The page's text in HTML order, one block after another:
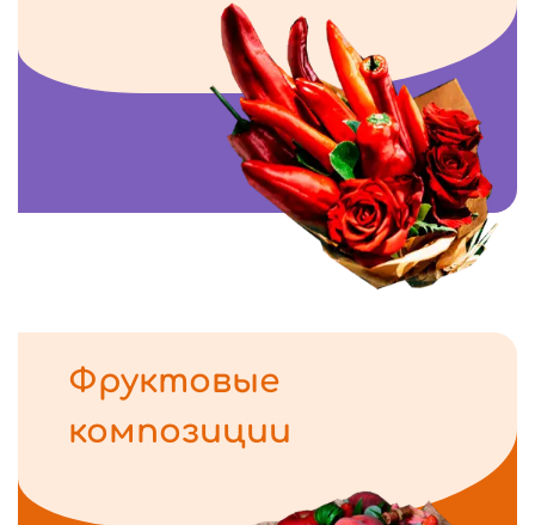
Фруктовые
композиции